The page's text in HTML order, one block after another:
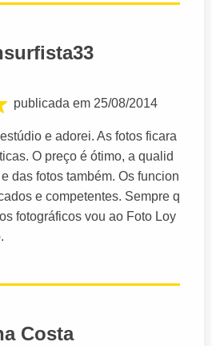
publicada em 25/08/2014
e adorei. As fotos ficara
O preço é ótimo, a qualid
das fotos também. Os funcion
e competentes. Sempre q
fotográficos vou ao Foto Loy
Costa